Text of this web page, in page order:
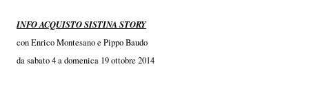
INFO ACQUISTO SISTINA STORY
con Enrico Montesano e Pippo Baudo
da sabato 4 a domenica 19 ottobre 2014